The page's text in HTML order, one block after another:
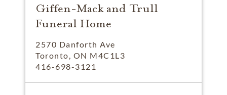
Giffen-Mack and Trull
Funeral Home
2570 Danforth Ave
Toronto, ON M4C1L3
416-698-3121